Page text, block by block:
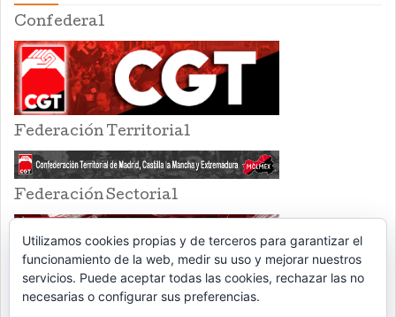
Confederal
Federación Territorial
Federación Sectorial
Utilizamos cookies propias y de terceros para garantizar el
funcionamiento de la web, medir su uso y mejorar nuestros
servicios. Puede aceptar todas las cookies, rechazar las no
necesarias o configurar sus preferencias.